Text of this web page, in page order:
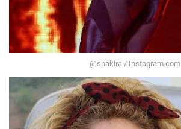
@shakira / Instagram.com